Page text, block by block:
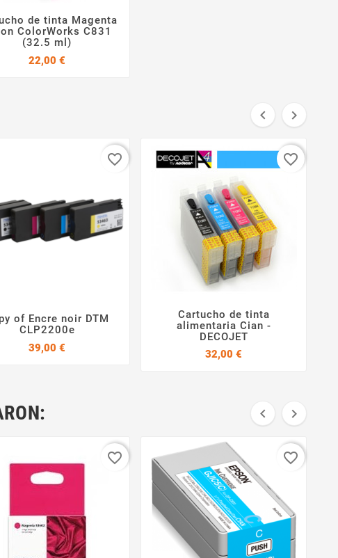
 
de tinta Magenta
ColorWorks C831
(32.5 ml)
22,00 €
 
 
of Encre noir DTM
CLP2200e
39,00 €
favorite_border
 
Cartucho de tinta
alimentaria Cian -
DECOJET
32,00 €
favorite_border
 
favorite_border favorite_border